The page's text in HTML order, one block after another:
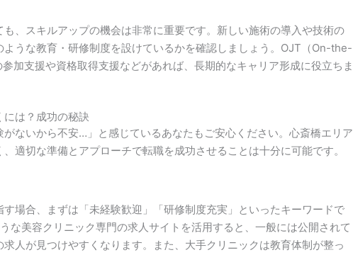
、スキルアップの機会は非常に重要です。新しい施術の導入や技術の
うな教育・研修制度を設けているかを確認しましょう。OJT（On-the-
加支援や資格取得支援などがあれば、長期的なキャリア形成に役立ちま
は？成功の秘訣
がないから不安…」と感じているあなたもご安心ください。心斎橋エリア
適切な準備とアプローチで転職を成功させることは十分に可能です。
場合、まずは「未経験歓迎」「研修制度充実」といったキーワードで
な美容クリニック専門の求人サイトを活用すると、一般には公開されて
人が見つけやすくなります。また、大手クリニックは教育体制が整っ